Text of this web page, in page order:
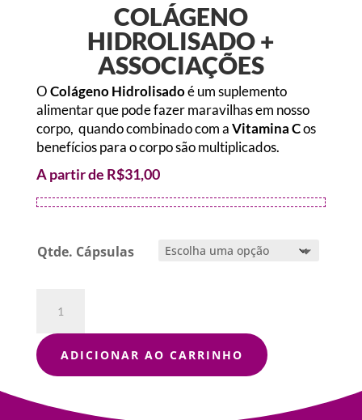
COLÁGENO
HIDROLISADO +
ASSOCIAÇÕES
OColágeno Hidrolisadoé um suplemento
alimentar que pode fazer maravilhas em nosso
corpo, quando combinado com aVitamina Cos
benefícios para o corpo são multiplicados.
A partir de R$31,00
Qtde. Cápsulas
Hidrolisado
Associações
quantidade
ADICIONAR AO CARRINHO